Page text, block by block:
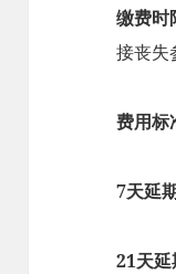
缴费时
接丧失
费用标
​7天延
​21天延